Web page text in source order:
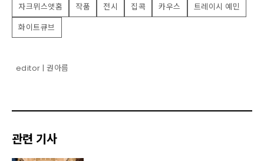
자크뮈스앳홈
작품 전시 집콕 카우스
트레이시 예민
화이트큐브
editor | 권아름
관련 기사